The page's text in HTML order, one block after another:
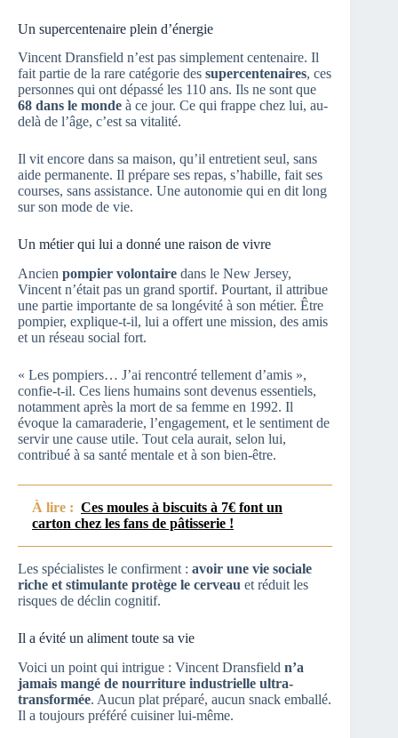
Un supercentenaire plein d’énergie
Vincent Dransfield n’est pas simplement centenaire. Il
fait partie de la rare catégorie des supercentenaires, ces
personnes qui ont dépassé les 110 ans. Ils ne sont que
68 dans le monde à ce jour. Ce qui frappe chez lui, au-
delà de l’âge, c’est sa vitalité.
Il vit encore dans sa maison, qu’il entretient seul, sans
aide permanente. Il prépare ses repas, s’habille, fait ses
courses, sans assistance. Une autonomie qui en dit long
sur son mode de vie.
Un métier qui lui a donné une raison de vivre
Ancien pompier volontaire dans le New Jersey,
Vincent n’était pas un grand sportif. Pourtant, il attribue
une partie importante de sa longévité à son métier. Être
pompier, explique-t-il, lui a offert une mission, des amis
et un réseau social fort.
« Les pompiers… J’ai rencontré tellement d’amis »,
confie-t-il. Ces liens humains sont devenus essentiels,
notamment après la mort de sa femme en 1992. Il
évoque la camaraderie, l’engagement, et le sentiment de
servir une cause utile. Tout cela aurait, selon lui,
contribué à sa santé mentale et à son bien-être.
À lire : Ces moules à biscuits à 7€ font un
carton chez les fans de pâtisserie !
Les spécialistes le confirment : avoir une vie sociale
riche et stimulante protège le cerveau et réduit les
risques de déclin cognitif.
Il a évité un aliment toute sa vie
Voici un point qui intrigue : Vincent Dransfield n’a
jamais mangé de nourriture industrielle ultra-
transformée. Aucun plat préparé, aucun snack emballé.
Il a toujours préféré cuisiner lui-même.